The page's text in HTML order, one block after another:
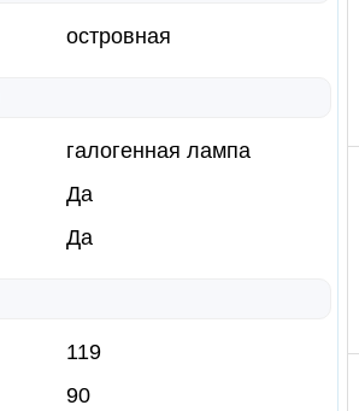
островная
галогенная лампа
Да
Да
119
90